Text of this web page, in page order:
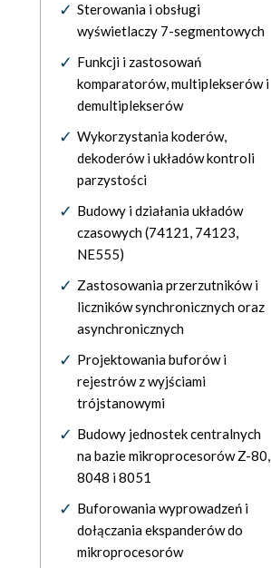
Sterowania i obsługi
wyświetlaczy 7-segmentowych
Funkcji i zastosowań
komparatorów, multiplekserów i
demultiplekserów
Wykorzystania koderów,
dekoderów i układów kontroli
parzystości
Budowy i działania układów
czasowych (74121, 74123,
NE555)
Zastosowania przerzutników i
liczników synchronicznych oraz
asynchronicznych
Projektowania buforów i
rejestrów z wyjściami
trójstanowymi
Budowy jednostek centralnych
na bazie mikroprocesorów Z-80,
8048 i 8051
Buforowania wyprowadzeń i
dołączania ekspanderów do
mikroprocesorów